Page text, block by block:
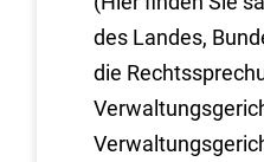
des Landes,
die